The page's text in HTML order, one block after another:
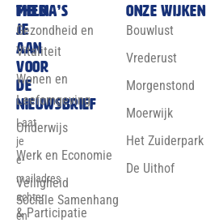
Meld
je
aan
voor
de
nieuwsbrief
Laat
je
e-
mailadres
achter
en
Thema’s
Gezondheid en
Vitaliteit
Wonen en
Leefomgeving
Onderwijs
Werk en Economie
Veiligheid
Sociale Samenhang
& Participatie
Onze wijken
Bouwlust
Vrederust
Morgenstond
Moerwijk
Het Zuiderpark
De Uithof